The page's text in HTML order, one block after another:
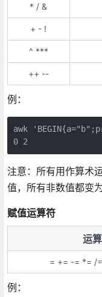
* / &
+ - !
^ ***
++ --
例：
awk
0 2
注意：所有用作算术
值，所有非数值都变
赋值运算符
运
= += -= *= /
例：